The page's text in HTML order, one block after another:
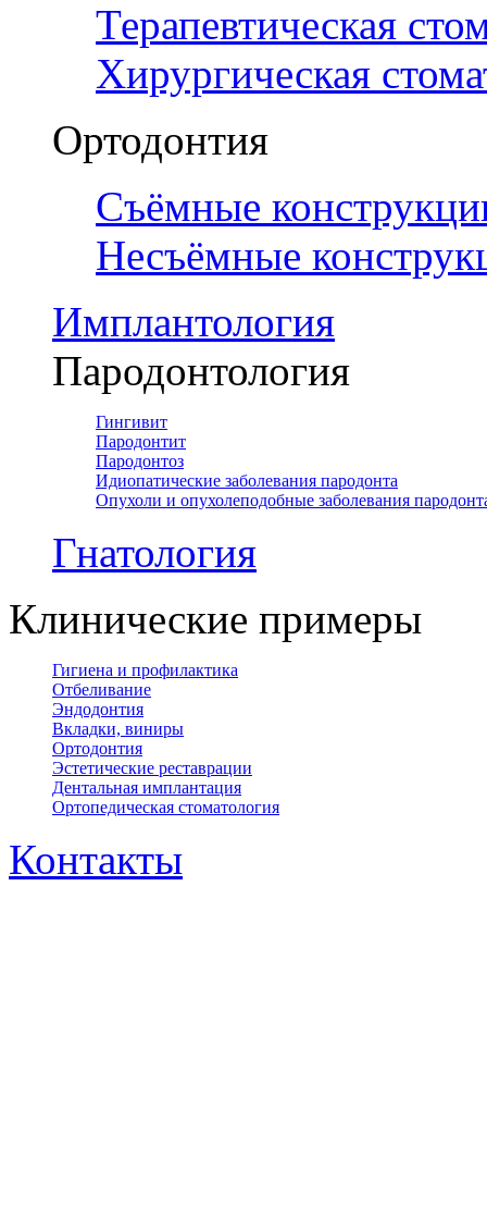
Терапевтическая
Хирургическая
Ортодонтия
Съёмные
Несъёмные
Имплантология
Пародонтология
Гингивит
Пародонтит
Пародонтоз
Идиопатические заболевания пародонта
Опухоли и опухолеподобные заболевания
Гнатология
Клинические примеры
Гигиена и профилактика
Отбеливание
Эндодонтия
Вкладки, виниры
Ортодонтия
Эстетические реставрации
Дентальная имплантация
Ортопедическая cтоматология
Контакты